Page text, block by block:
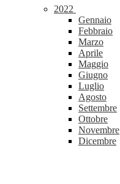
2022
Gennaio
Febbraio
Marzo
Aprile
Maggio
Giugno
Luglio
Agosto
Settembre
Ottobre
Novembre
Dicembre